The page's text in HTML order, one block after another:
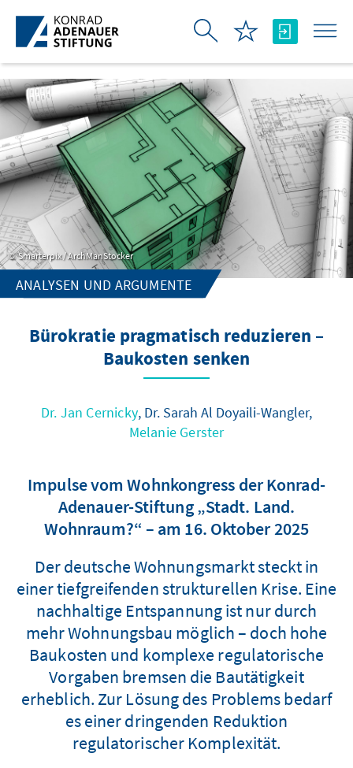
Skip to Main Content
Smarterpix / ArchManStocker
ANALYSEN UND ARGUMENTE
Bürokratie pragmatisch reduzieren –
Baukosten senken
Dr. Jan Cernicky, Dr. Sarah Al Doyaili-Wangler,
Melanie Gerster
Impulse vom Wohnkongress der Konrad-
Adenauer-Stiftung „Stadt. Land.
Wohnraum?“ – am 16. Oktober 2025
Der deutsche Wohnungsmarkt steckt in
einer tiefgreifenden strukturellen Krise. Eine
nachhaltige Entspannung ist nur durch
mehr Wohnungsbau möglich – doch hohe
Baukosten und komplexe regulatorische
Vorgaben bremsen die Bautätigkeit
erheblich. Zur Lösung des Problems bedarf
es einer dringenden Reduktion
regulatorischer Komplexität.